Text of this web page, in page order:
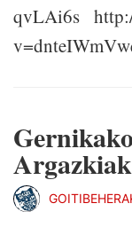
qvLAi6s